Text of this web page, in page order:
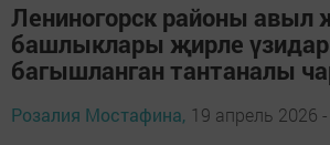
Лениногорск районы авыл
башлыклары җирле
багышланган тантаналы
Розалия Мостафина, 19 апрель 2026